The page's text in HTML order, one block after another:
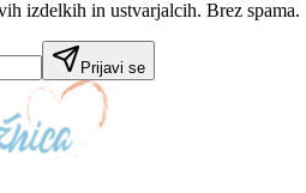
izdelkih in ustvarjalcih. Brez spama.
Prijavi se